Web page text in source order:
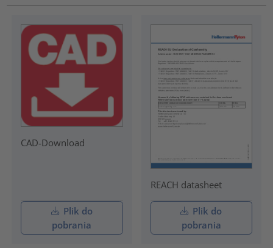
CAD-Download
Plik do
pobrania
REACH datasheet
Plik do
pobrania